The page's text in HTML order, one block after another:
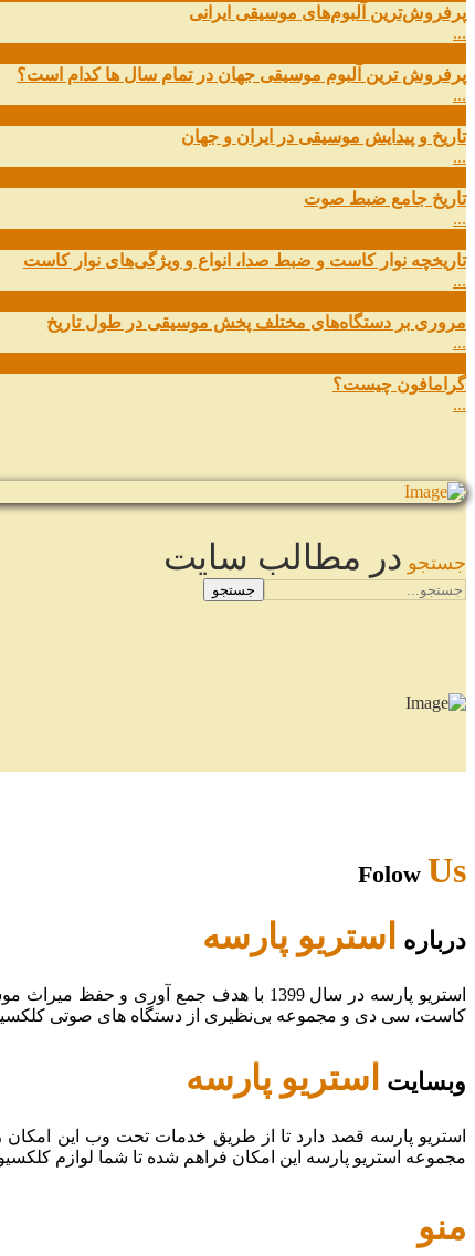
پرفروش‌ترین آلبوم‌های موسیقی ایرانی
...
پرفروش ترین آلبوم موسیقی جهان در تمام سال ها کدام است؟
...
تاریخ و پیدایش موسیقی در ایران و جهان
...
تاریخ جامع ضبط صوت
...
تاریخچه نوار کاست و ضبط صدا، انواع و ویژگی‌های نوار کاست
...
مروری بر دستگاه‌های مختلف پخش موسیقی در طول تاریخ
...
گرامافون چیست؟
...
جستجو در مطالب سایت
جستجو
Folow Us
درباره استریو پارسه
استریو پارسه در سال 1399 با هدف جمع
کاست، سی دی و مجموعه بی‌نظیری از دستگاه های صوتی
وبسایت استریو پارسه
استریو پارسه قصد دارد تا از طریق خدمات تحت وب این
مجموعه استریو پارسه این امکان فراهم شده تا شما لوازم
منو